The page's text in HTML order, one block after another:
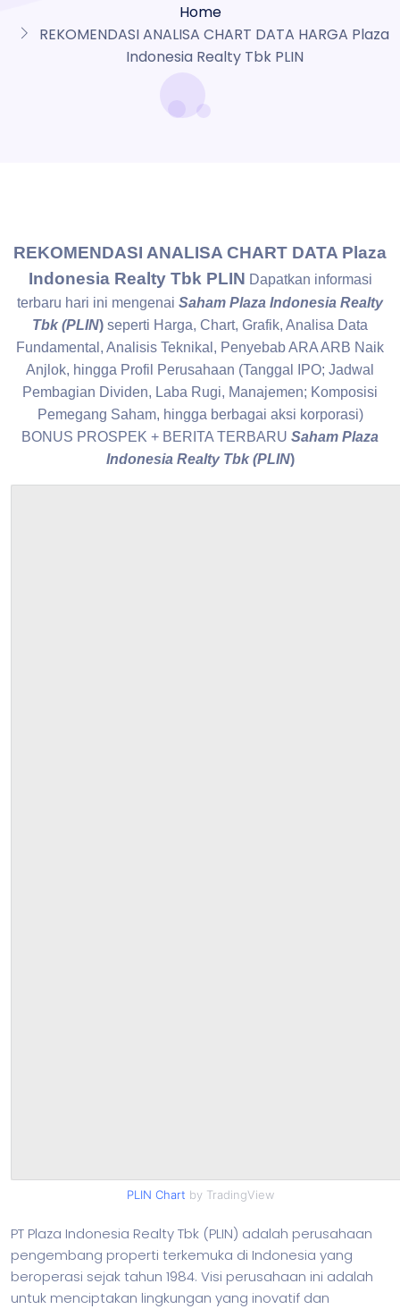
Home
REKOMENDASI ANALISA CHART DATA HARGA Plaza
Indonesia Realty Tbk PLIN
REKOMENDASI ANALISA CHART DATA Plaza
Indonesia Realty Tbk PLIN Dapatkan informasi
terbaru hari ini mengenai Saham Plaza Indonesia Realty
Tbk (PLIN) seperti Harga, Chart, Grafik, Analisa Data
Fundamental, Analisis Teknikal, Penyebab ARA ARB Naik
Anjlok, hingga Profil Perusahaan (Tanggal IPO; Jadwal
Pembagian Dividen, Laba Rugi, Manajemen; Komposisi
Pemegang Saham, hingga berbagai aksi korporasi)
BONUS PROSPEK + BERITA TERBARU Saham Plaza
Indonesia Realty Tbk (PLIN)
PLIN Chart by TradingView
PT Plaza Indonesia Realty Tbk (PLIN) adalah perusahaan
pengembang properti terkemuka di Indonesia yang
beroperasi sejak tahun 1984. Visi perusahaan ini adalah
untuk menciptakan lingkungan yang inovatif dan